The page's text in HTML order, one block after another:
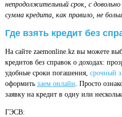
непродолжительный срок, с
сумма кредита, как правило, не
Где взять кредит без
На сайте zaemonline.kz вы можете
кредитов без справок о доходах:
удобные сроки погашения, срочный
оформить заем онлайн. Просто
заявку на кредит в одну или
ГЭСВ: